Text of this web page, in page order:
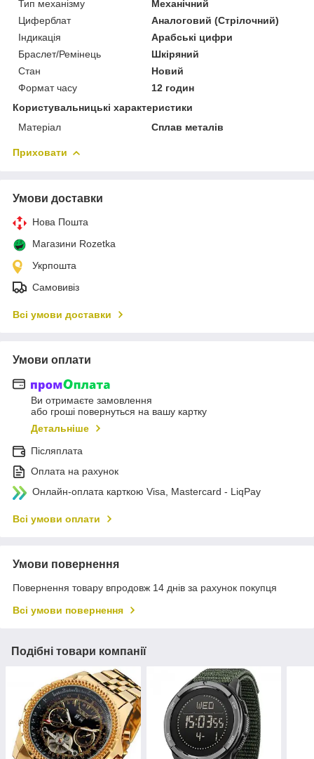
Тип механізму
Механічний
Циферблат
Аналоговий (Стрілочний)
Індикація
Арабські цифри
Браслет/Ремінець
Шкіряний
Стан
Новий
Формат часу
12 годин
Користувальницькі характеристики
Матеріал
Сплав металів
Приховати
Умови доставки
Нова Пошта
Магазини Rozetka
Укрпошта
Самовивіз
Всі умови доставки
Умови оплати
Ви отримаєте замовлення
або гроші повернуться на вашу картку
Детальніше
Післяплата
Оплата на рахунок
Онлайн-оплата карткою Visa, Mastercard - LiqPay
Всі умови оплати
Умови повернення
Повернення товару впродовж 14 днів за рахунок покупця
Всі умови повернення
Подібні товари компанії